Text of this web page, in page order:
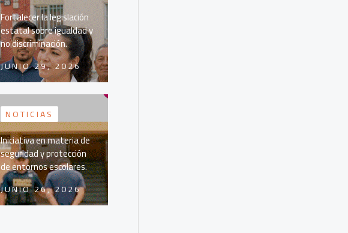
Fortalecer la legislación
estatal sobre igualdad y
no discriminación.
JUNIO 29, 2026
NOTICIAS
Iniciativa en materia de
seguridad y protección
de entornos escolares.
JUNIO 26, 2026